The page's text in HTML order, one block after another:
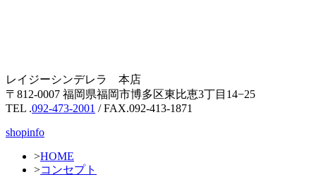
レイジーシンデレラ 本店
〒812-0007 福岡県福岡市博多区東比恵3丁目14−25
TEL .092-473-2001 / FAX.092-413-1871
shopinfo
>HOME
>コンセプト